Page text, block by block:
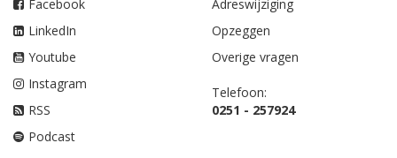
Facebook
LinkedIn
Youtube
Instagram
RSS
Podcast
Adreswijziging
Opzeggen
Overige vragen
Telefoon:
0251 - 257924